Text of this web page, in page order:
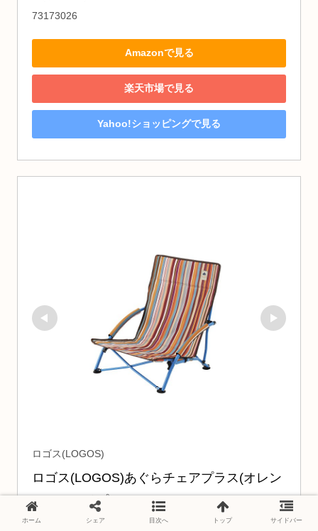
73173026
Amazonで見る
楽天市場で見る
Yahoo!ショッピングで見る
ロゴス(LOGOS)
ロゴス(LOGOS)あぐらチェアプラス(オレン
ジストライプ)73173027
73173027
ホーム シェア 目次へ トップ サイドバー